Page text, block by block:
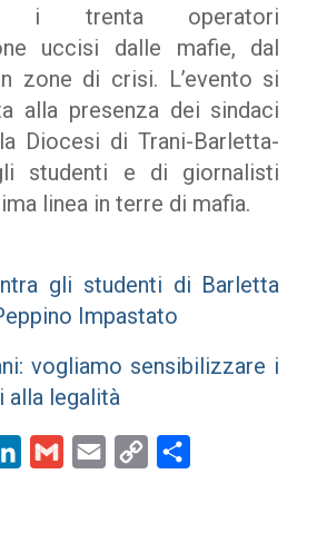
i trenta operatori
uccisi dalle mafie, dal
zone di crisi. L’evento si
alla presenza dei sindaci
Diocesi di Trani-Barletta-
studenti e di giornalisti
linea in terre di mafia.
gli studenti di Barletta
Impastato
vogliamo sensibilizzare i
alla legalità
LinkedInGmail Email
Copy